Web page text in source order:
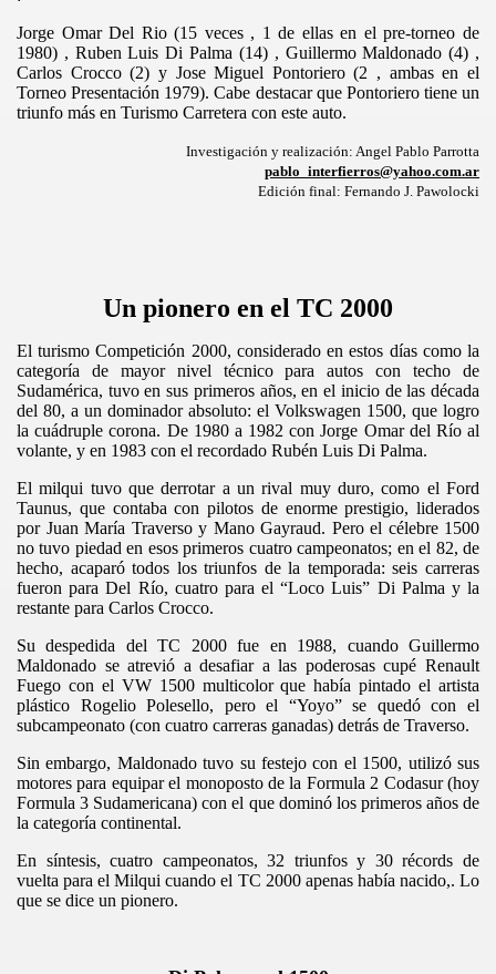
Jorge Omar Del Rio (15 veces , 1 de ellas en el pre-torneo de
1980) , Ruben Luis Di Palma (14) , Guillermo Maldonado (4) ,
Carlos Crocco (2) y Jose Miguel Pontoriero (2 , ambas en el
Torneo Presentación 1979). Cabe destacar que Pontoriero tiene un
triunfo más en Turismo Carretera con este auto.
Investigación y realización: Angel Pablo Parrotta
pablo_interfierros@yahoo.com.ar
Edición final: Fernando J. Pawolocki
Un pionero en el TC 2000
El turismo Competición 2000, considerado en estos días como la
categoría de mayor nivel técnico para autos con techo de
Sudamérica, tuvo en sus primeros años, en el inicio de las década
del 80, a un dominador absoluto: el Volkswagen 1500, que logro
la cuádruple corona. De 1980 a 1982 con Jorge Omar del Río al
volante, y en 1983 con el recordado Rubén Luis Di Palma.
El milqui tuvo que derrotar a un rival muy duro, como el Ford
Taunus, que contaba con pilotos de enorme prestigio, liderados
por Juan María Traverso y Mano Gayraud. Pero el célebre 1500
no tuvo piedad en esos primeros cuatro campeonatos; en el 82, de
hecho, acaparó todos los triunfos de la temporada: seis carreras
fueron para Del Río, cuatro para el “Loco Luis” Di Palma y la
restante para Carlos Crocco.
Su despedida del TC 2000 fue en 1988, cuando Guillermo
Maldonado se atrevió a desafiar a las poderosas cupé Renault
Fuego con el VW 1500 multicolor que había pintado el artista
plástico Rogelio Polesello, pero el “Yoyo” se quedó con el
subcampeonato (con cuatro carreras ganadas) detrás de Traverso.
Sin embargo, Maldonado tuvo su festejo con el 1500, utilizó sus
motores para equipar el monoposto de la Formula 2 Codasur (hoy
Formula 3 Sudamericana) con el que dominó los primeros años de
la categoría continental.
En síntesis, cuatro campeonatos, 32 triunfos y 30 récords de
vuelta para el Milqui cuando el TC 2000 apenas había nacido,. Lo
que se dice un pionero.
campeon de Turismo Carretera
y quiebra una racha de 11 años sin victorias de
MODERNO
tc